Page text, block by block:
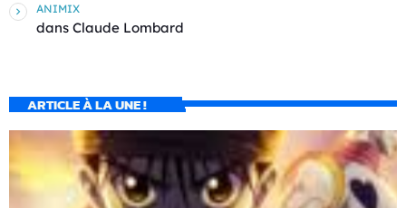
ANIMIX
dans Claude Lombard
ARTICLE À LA UNE !